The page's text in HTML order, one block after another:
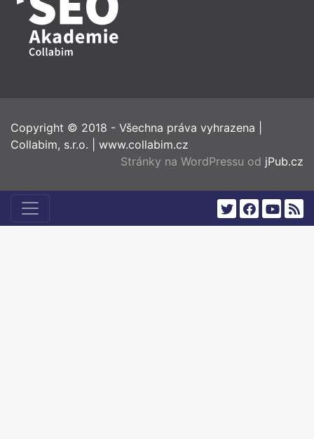
Copyright © 2018 - Všechna práva vyhrazena
Collabim, s.r.o.
www.collabim.cz
Stránky na WordPressu od jPub.cz
twitterfacebook
youtube
rss